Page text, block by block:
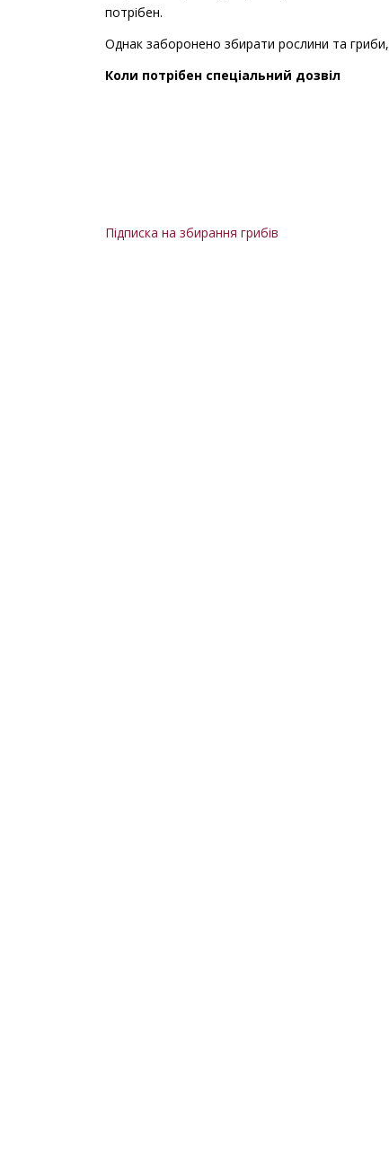
потрібен.
Однак заборонено збирати рослини та
Коли потрібен спеціальний дозвіл
Підписка на збирання грибів